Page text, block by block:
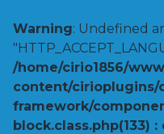
Warning: Undefined
/home/cirio1856/
content/cirioplugins/
framework/
block.class.php(133)